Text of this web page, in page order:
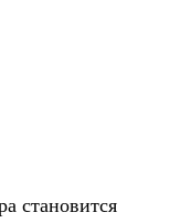
становится